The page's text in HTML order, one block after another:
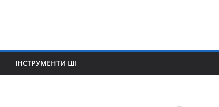
ІНСТРУМЕНТИ ШІ